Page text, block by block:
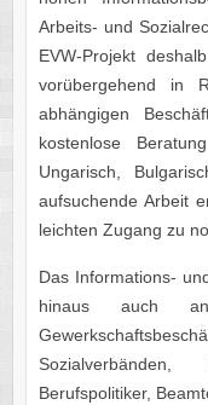
Arbeits- und
EVW-Projekt
vorübergehend in
abhängigen
kostenlose
Ungarisch,
aufsuchende Arbeit
leichten Zugang zu
Das Informations-
hinaus auch
Berufspolitiker,